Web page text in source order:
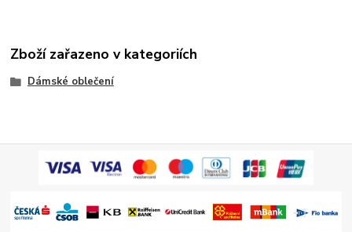
Zboží zařazeno v kategoriích
Dámské oblečení